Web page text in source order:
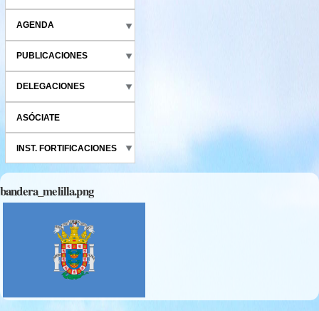
AGENDA
PUBLICACIONES
DELEGACIONES
ASÓCIATE
INST. FORTIFICACIONES
bandera_melilla.png